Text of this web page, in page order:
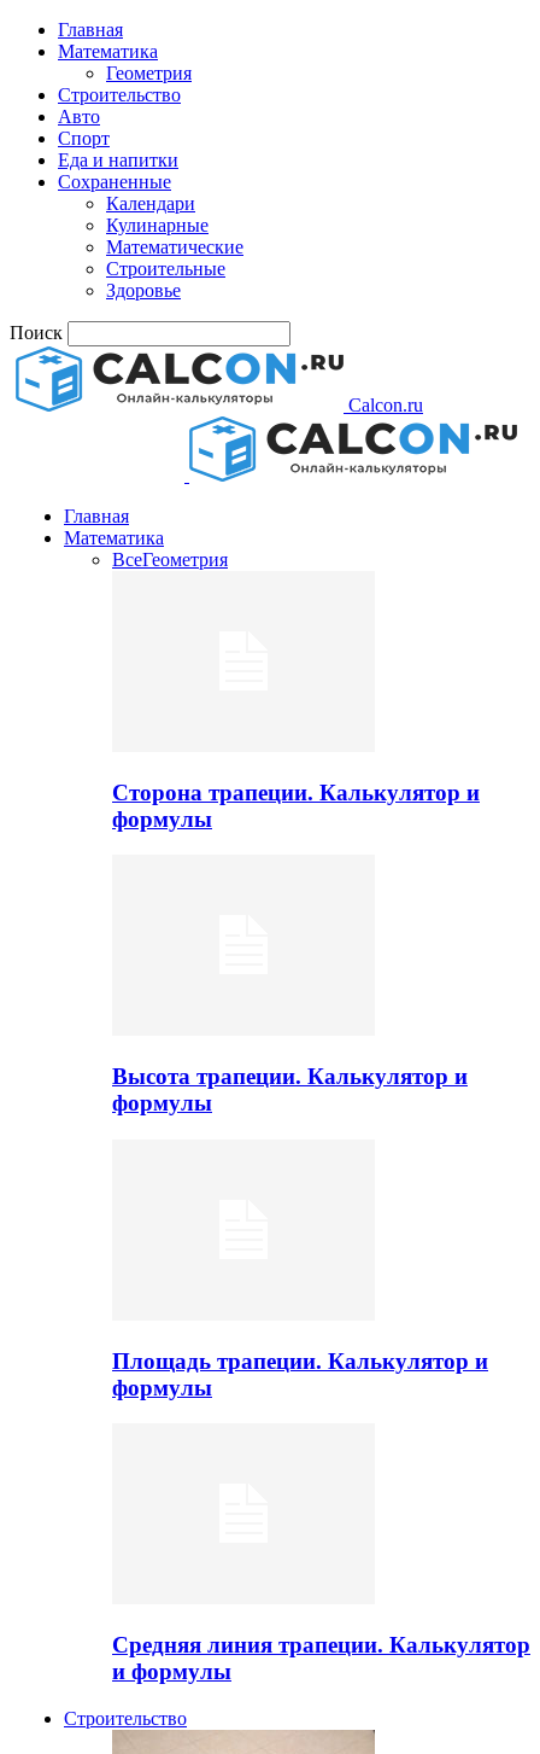
Главная
Математика
Геометрия
Строительство
Авто
Спорт
Еда и напитки
Сохраненные
Календари
Кулинарные
Математические
Строительные
Здоровье
Поиск
Calcon.ru
Главная
Математика
ВсеГеометрия
Сторона трапеции. Калькулятор и
формулы
Высота трапеции. Калькулятор и
формулы
Площадь трапеции. Калькулятор и
формулы
Средняя линия трапеции. Калькулятор
и формулы
Строительство